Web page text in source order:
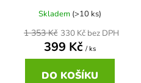
Skladem (>10 ks)
330 Kč bez DPH
399 Kč / ks
1 353 Kč
DO KOŠÍKU